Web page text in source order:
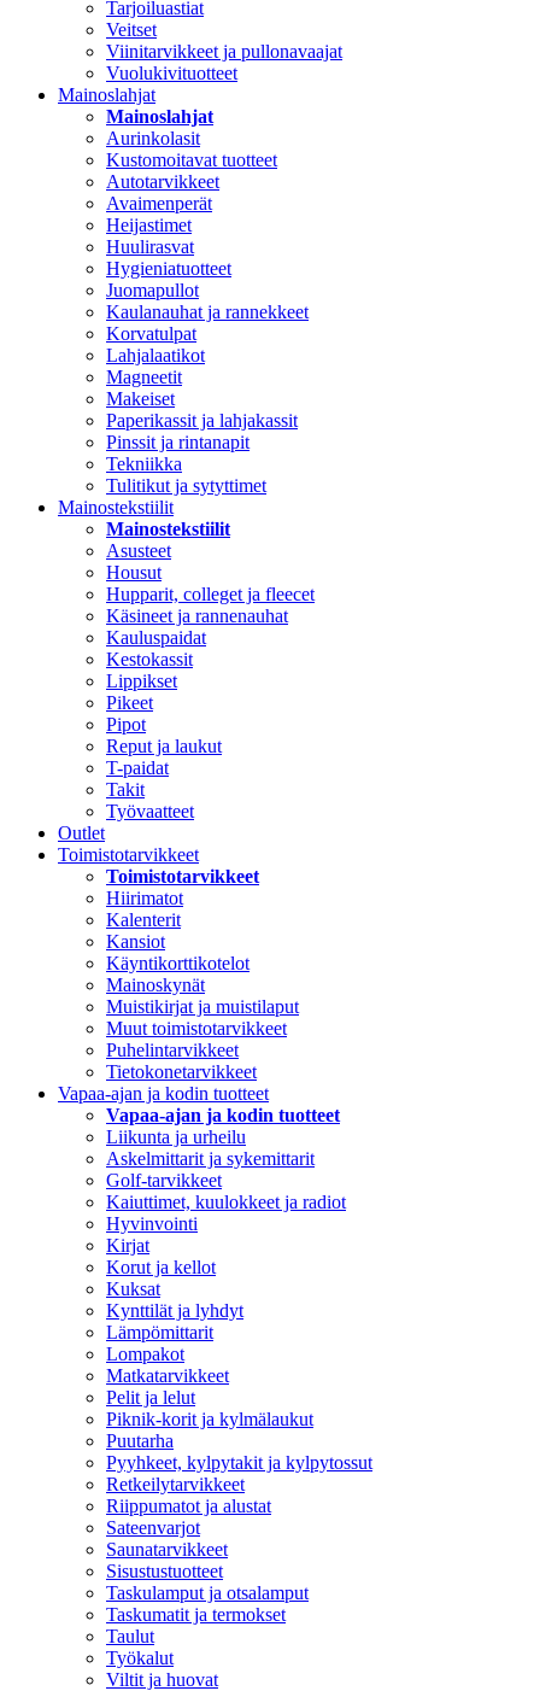
Tarjoiluastiat
Veitset
Viinitarvikkeet ja pullonavaajat
Vuolukivituotteet
Mainoslahjat
Mainoslahjat
Aurinkolasit
Kustomoitavat tuotteet
Autotarvikkeet
Avaimenperät
Heijastimet
Huulirasvat
Hygieniatuotteet
Juomapullot
Kaulanauhat ja rannekkeet
Korvatulpat
Lahjalaatikot
Magneetit
Makeiset
Paperikassit ja lahjakassit
Pinssit ja rintanapit
Tekniikka
Tulitikut ja sytyttimet
Mainostekstiilit
Mainostekstiilit
Asusteet
Housut
Hupparit, colleget ja fleecet
Käsineet ja rannenauhat
Kauluspaidat
Kestokassit
Lippikset
Pikeet
Pipot
Reput ja laukut
T-paidat
Takit
Työvaatteet
Outlet
Toimistotarvikkeet
Toimistotarvikkeet
Hiirimatot
Kalenterit
Kansiot
Käyntikorttikotelot
Mainoskynät
Muistikirjat ja muistilaput
Muut toimistotarvikkeet
Puhelintarvikkeet
Tietokonetarvikkeet
Vapaa-ajan ja kodin tuotteet
Vapaa-ajan ja kodin tuotteet
Liikunta ja urheilu
Askelmittarit ja sykemittarit
Golf-tarvikkeet
Kaiuttimet, kuulokkeet ja radiot
Hyvinvointi
Kirjat
Korut ja kellot
Kuksat
Kynttilät ja lyhdyt
Lämpömittarit
Lompakot
Matkatarvikkeet
Pelit ja lelut
Piknik-korit ja kylmälaukut
Puutarha
Pyyhkeet, kylpytakit ja kylpytossut
Retkeilytarvikkeet
Riippumatot ja alustat
Sateenvarjot
Saunatarvikkeet
Sisustustuotteet
Taskulamput ja otsalamput
Taskumatit ja termokset
Taulut
Työkalut
Viltit ja huovat